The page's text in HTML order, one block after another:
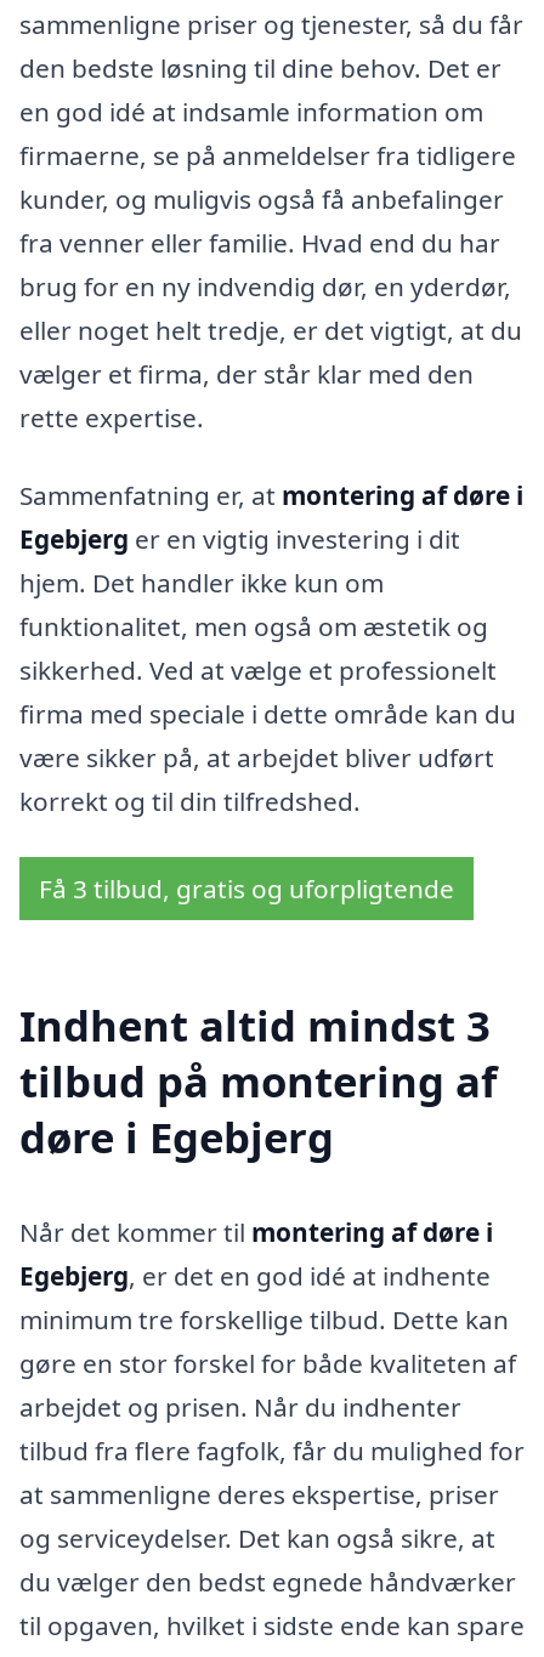
sammenligne priser og tjenester, så du får
den bedste løsning til dine behov. Det er
en god idé at indsamle information om
firmaerne, se på anmeldelser fra tidligere
kunder, og muligvis også få anbefalinger
fra venner eller familie. Hvad end du har
brug for en ny indvendig dør, en yderdør,
eller noget helt tredje, er det vigtigt, at du
vælger et firma, der står klar med den
rette expertise.
Sammenfatning er, at montering af døre i
Egebjerg er en vigtig investering i dit
hjem. Det handler ikke kun om
funktionalitet, men også om æstetik og
sikkerhed. Ved at vælge et professionelt
firma med speciale i dette område kan du
være sikker på, at arbejdet bliver udført
korrekt og til din tilfredshed.
Få 3 tilbud, gratis og uforpligtende
Indhent altid mindst 3
tilbud på montering af
døre i Egebjerg
Når det kommer til montering af døre i
Egebjerg, er det en god idé at indhente
minimum tre forskellige tilbud. Dette kan
gøre en stor forskel for både kvaliteten af
arbejdet og prisen. Når du indhenter
tilbud fra flere fagfolk, får du mulighed for
at sammenligne deres ekspertise, priser
og serviceydelser. Det kan også sikre, at
du vælger den bedst egnede håndværker
til opgaven, hvilket i sidste ende kan spare